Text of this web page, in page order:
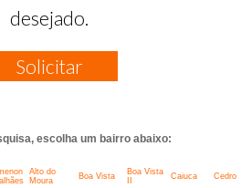
desejado.
Solicitar
escolha um bairro abaixo:
Alto do
Moura
Boa Vista
Boa Vista
Caiuca Cedro